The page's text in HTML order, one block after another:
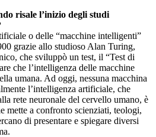
risale l’inizio degli studi
o delle “macchine intelligenti”
grazie allo studioso Alan Turing,
che sviluppò un test, il “Test di
che l’intelligenza delle macchine
umana. Ad oggi, nessuna macchina
l’intelligenza artificiale, che
rete neuronale del cervello umano, è
mette a confronto scienziati, teologi,
di presentare e spiegare diversi